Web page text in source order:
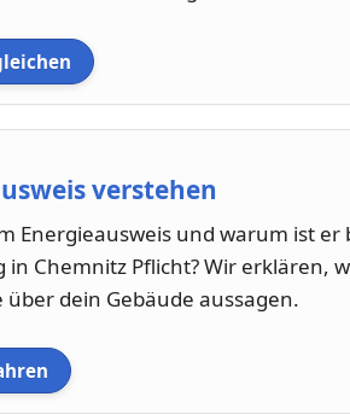
verstehen
Energieausweis und warum ist
in Chemnitz Pflicht? Wir erklären,
über dein Gebäude aussagen.